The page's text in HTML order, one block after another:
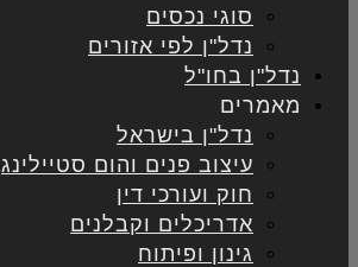
סוגי נכסים
נדל"ן לפי אזורים
נדל"ן בחו"ל
מאמרים
נדל"ן בישראל
עיצוב פנים והום סטיילינג
חוק ועורכי דין
אדריכלים וקבלנים
גינון ופיתוח